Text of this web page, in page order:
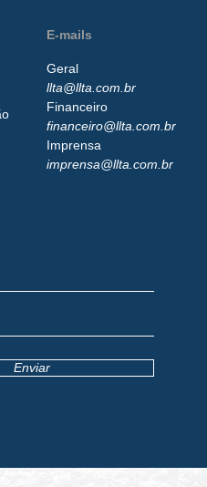
E-mails
Geral
llta@llta.com.br
Financeiro
financeiro@llta.com.br
Imprensa
imprensa@llta.com.br
Enviar